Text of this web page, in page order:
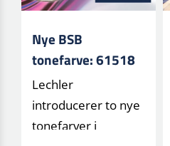
Nye BSB
tonefarve: 61518
og 62087
Lechler
introducerer to nye
tonefarver i